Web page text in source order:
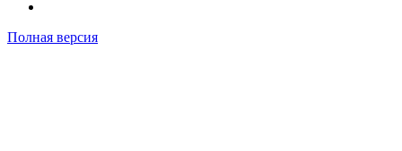
Полная версия